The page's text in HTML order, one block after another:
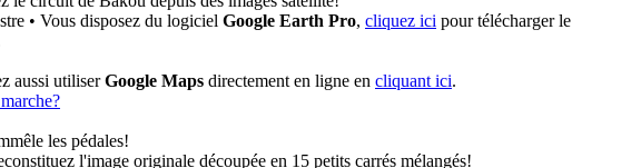
• Vous disposez du logiciel Google Earth Pro, cliquez ici pour télécharger le
aussi utiliserGoogle Maps directement en ligne en cliquant ici.
les pédales!
l'image originale découpée en 15 petits carrés mélangés!